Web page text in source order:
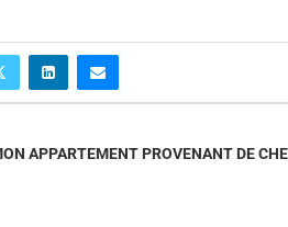
APPARTEMENT PROVENANT DE